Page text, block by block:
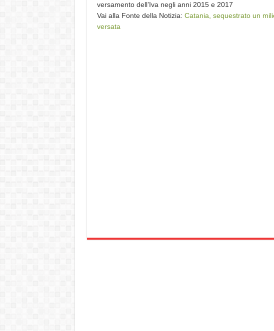
versamento dell’Iva negli anni 2015 e 2017
Vai alla Fonte della Notizia: Catania, sequestrato un
versata